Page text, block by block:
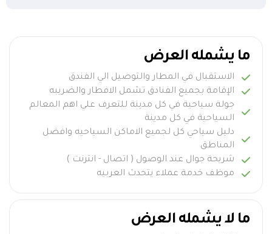
ما يشمله العرض
الاستقبال في المطار والتوصيل الي الفندق
الإقامة بجميع الفنادق تشمل الافطار والضريبه
جولة سياحية في كل مدينة للتعرف علي اهم المعالم
السياحية في كل مدينة
دليل سياحي كل لجميع الاماكن السياحيه وافضل
المناطق
شريحة جوال عند الوصول ( اتصال - انترنت )
موظف خدمة عملاء يتحدث العربيه
ما لا يشمله العرض